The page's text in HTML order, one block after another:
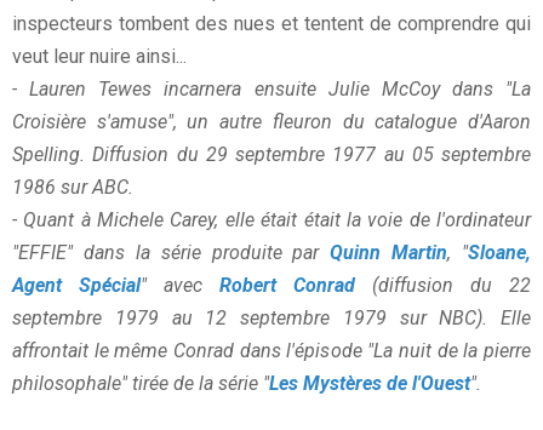
inspecteurs tombent des nues et tentent de comprendre qui
veut leur nuire ainsi...
- Lauren Tewes incarnera ensuite Julie McCoy dans "La
Croisière s'amuse", un autre fleuron du catalogue d'Aaron
Spelling. Diffusion du 29 septembre 1977 au 05 septembre
1986 sur ABC.
- Quant à Michele Carey, elle était était la voie de l'ordinateur
"EFFIE" dans la série produite parQuinn Martin, "Sloane,
Agent Spécial" avec Robert Conrad (diffusion du 22
septembre 1979 au 12 septembre 1979 sur NBC). Elle
affrontait le même Conrad dans l'épisode "La nuit de la pierre
philosophale" tirée de la série "Les Mystères de l'Ouest".